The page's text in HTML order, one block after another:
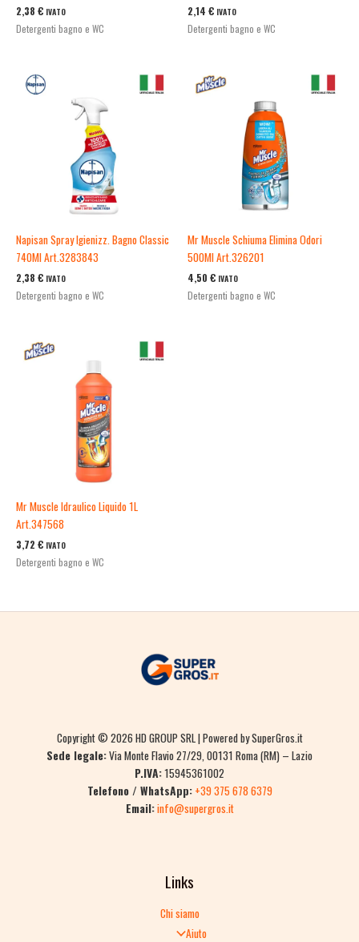
2,38 € IVATO
Detergenti bagno e WC
2,14 € IVATO
Detergenti bagno e WC
Napisan Spray Igienizz. Bagno Classic
740Ml Art.3283843
2,38 € IVATO
Detergenti bagno e WC
Mr Muscle Schiuma Elimina Odori
500Ml Art.326201
4,50 € IVATO
Detergenti bagno e WC
Mr Muscle Idraulico Liquido 1L
Art.347568
3,72 € IVATO
Detergenti bagno e WC
Copyright © 2026 HD GROUP SRL | Powered by SuperGros.it
Sede legale:Via Monte Flavio 27/29, 00131 Roma (RM) – Lazio
P.IVA:15945361002
Telefono / WhatsApp: +39 375 678 6379
Email:info@supergros.it
Links
Chi siamo
Aiuto